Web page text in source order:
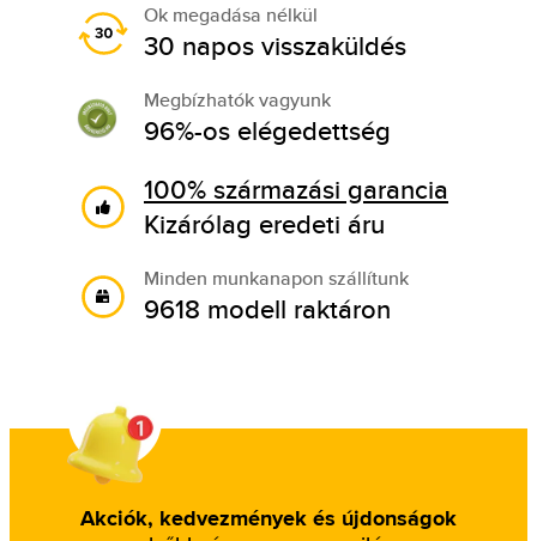
Ok megadása nélkül
30 napos visszaküldés
Megbízhatók vagyunk
96%-os elégedettség
100% származási garancia
Kizárólag eredeti áru
Minden munkanapon szállítunk
9618 modell raktáron
Akciók, kedvezmények és újdonságok